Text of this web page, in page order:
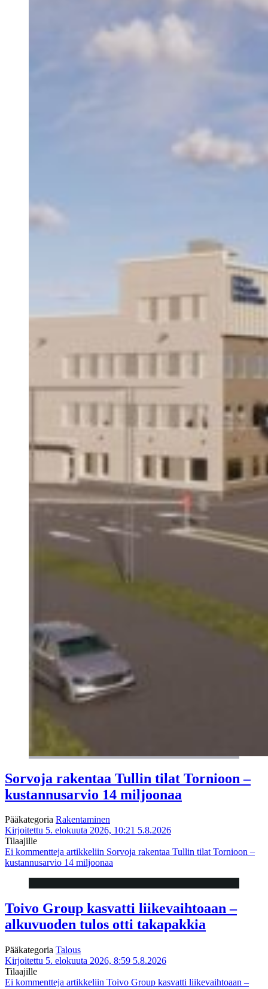
Sorvoja rakentaa Tullin tilat Tornioon –
kustannusarvio 14 miljoonaa
Pääkategoria Rakentaminen
Kirjoitettu 5. elokuuta 2026, 10:21 5.8.2026
Tilaajille
Ei kommentteja artikkeliin Sorvoja rakentaa Tullin tilat Tornioon –
kustannusarvio 14 miljoonaa
Toivo Group kasvatti liikevaihtoaan –
alkuvuoden tulos otti takapakkia
Pääkategoria Talous
Kirjoitettu 5. elokuuta 2026, 8:59 5.8.2026
Tilaajille
Ei kommentteja artikkeliin Toivo Group kasvatti liikevaihtoaan –